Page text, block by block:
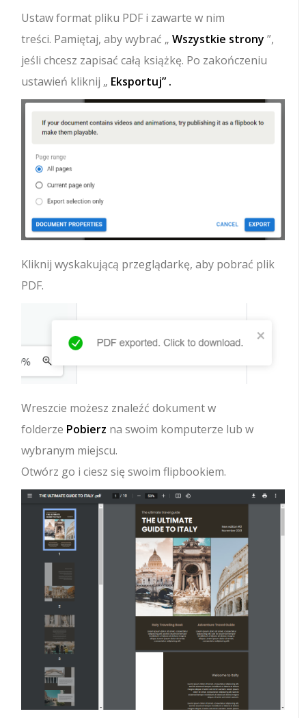
Ustaw format pliku PDF i zawarte w nim
treści. Pamiętaj, aby wybrać „Wszystkie strony ”,
jeśli chcesz zapisać całą książkę. Po zakończeniu
ustawień kliknij „ Eksportuj” .
Kliknij wyskakującą przeglądarkę, aby pobrać plik
PDF.
Wreszcie możesz znaleźć dokument w
folderze Pobierz na swoim komputerze lub w
wybranym miejscu.
Otwórz go i ciesz się swoim flipbookiem.